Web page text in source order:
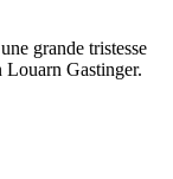
grande tristesse
Gastinger.